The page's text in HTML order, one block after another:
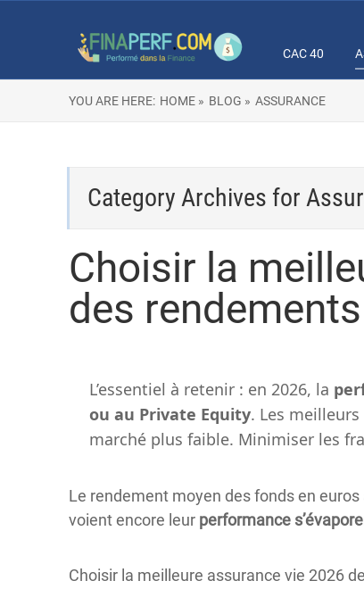
CAC 40
YOU ARE HERE: HOME » BLOG » ASSURANCE
Category Archives for
Choisir la
des rendements
L’essentiel à retenir : en 2026, la
ou au Private Equity. Les
marché plus faible. Minimiser les
Le rendement moyen des fonds en
voient encore leur performance
Choisir la meilleure assurance vie 2026